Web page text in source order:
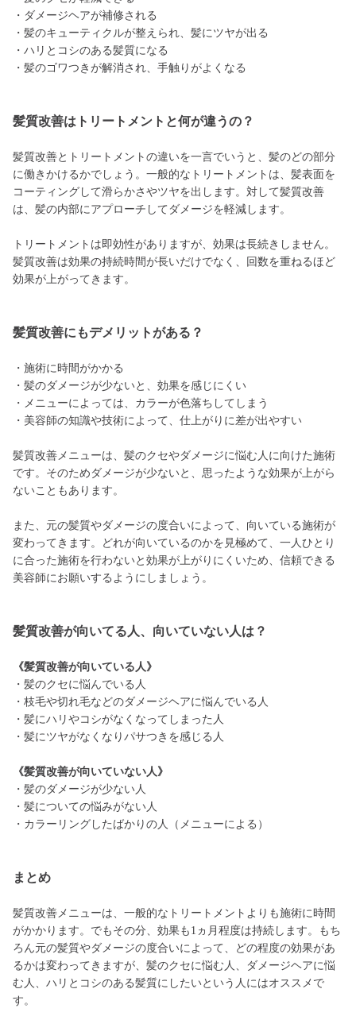
・ダメージヘアが補修される
・髪のキューティクルが整えられ、髪にツヤが出る
・ハリとコシのある髪質になる
・髪のゴワつきが解消され、手触りがよくなる
髪質改善はトリートメントと何が違うの？
髪質改善とトリートメントの違いを一言でいうと、髪のどの部分
に働きかけるかでしょう。一般的なトリートメントは、髪表面を
コーティングして滑らかさやツヤを出します。対して髪質改善
は、髪の内部にアプローチしてダメージを軽減します。
トリートメントは即効性がありますが、効果は長続きしません。
髪質改善は効果の持続時間が長いだけでなく、回数を重ねるほど
効果が上がってきます。
髪質改善にもデメリットがある？
・施術に時間がかかる
・髪のダメージが少ないと、効果を感じにくい
・メニューによっては、カラーが色落ちしてしまう
・美容師の知識や技術によって、仕上がりに差が出やすい
髪質改善メニューは、髪のクセやダメージに悩む人に向けた施術
です。そのためダメージが少ないと、思ったような効果が上がら
ないこともあります。
また、元の髪質やダメージの度合いによって、向いている施術が
変わってきます。どれが向いているのかを見極めて、一人ひとり
に合った施術を行わないと効果が上がりにくいため、信頼できる
美容師にお願いするようにしましょう。
髪質改善が向いてる人、向いていない人は？
《髪質改善が向いている人》
・髪のクセに悩んでいる人
・枝毛や切れ毛などのダメージヘアに悩んでいる人
・髪にハリやコシがなくなってしまった人
・髪にツヤがなくなりパサつきを感じる人
《髪質改善が向いていない人》
・髪のダメージが少ない人
・髪についての悩みがない人
・カラーリングしたばかりの人（メニューによる）
まとめ
髪質改善メニューは、一般的なトリートメントよりも施術に時間
がかかります。でもその分、効果も1ヵ月程度は持続します。もち
ろん元の髪質やダメージの度合いによって、どの程度の効果があ
るかは変わってきますが、髪のクセに悩む人、ダメージヘアに悩
む人、ハリとコシのある髪質にしたいという人にはオススメで
す。